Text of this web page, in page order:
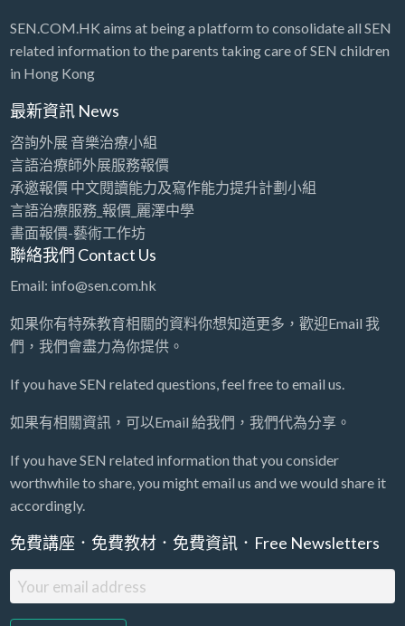
SEN.COM.HK aims at being a platform to consolidate all SEN
related information to the parents taking care of SEN children
in Hong Kong
最新資訊 News
咨詢外展 音樂治療小組
言語治療師外展服務報價
承邀報價 中文閱讀能力及寫作能力提升計劃小組
言語治療服務_報價_麗澤中學
書面報價-藝術工作坊
聯絡我們 Contact Us
Email: info@sen.com.hk
如果你有特殊教育相關的資料你想知道更多，歡迎Email 我
們，我們會盡力為你提供。
If you have SEN related questions, feel free to email us.
如果有相關資訊，可以Email 給我們，我們代為分享。
If you have SEN related information that you consider
worthwhile to share, you might email us and we would share it
accordingly.
免費講座．免費教材．免費資訊．Free Newsletters